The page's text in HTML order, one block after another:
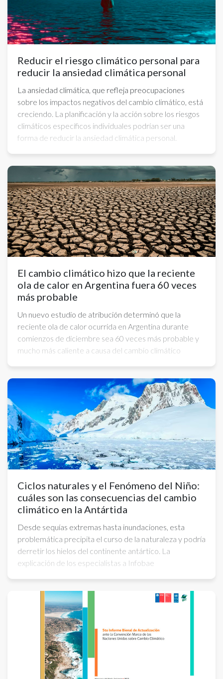
Reducir el riesgo climático personal para
reducir la ansiedad climática personal
La ansiedad climática, que refleja preocupaciones
sobre los impactos negativos del cambio climático, está
creciendo. La planificación y la acción sobre los riesgos
climáticos específicos individuales podrían ser una
forma de reducir la ansiedad climática personal.
El cambio climático hizo que la reciente
ola de calor en Argentina fuera 60 veces
más probable
Un nuevo estudio de atribución determinó que la
reciente ola de calor ocurrida en Argentina durante
comienzos de diciembre sea 60 veces más probable y
mucho más caliente a causa del cambio climático
Ciclos naturales y el Fenómeno del Niño:
cuáles son las consecuencias del cambio
climático en la Antártida
Desde sequías extremas hasta inundaciones, esta
problemática precipita el curso de la naturaleza y podría
derretir los hielos del continente antártico. La
explicación de los especialistas a Infobae